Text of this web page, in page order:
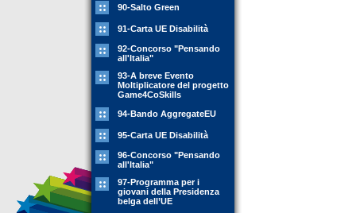
90-Salto Green
91-Carta UE Disabilità
92-Concorso "Pensando
all'Italia"
93-A breve Evento
Moltiplicatore del progetto
Game4CoSkills
94-Bando AggregateEU
95-Carta UE Disabilità
96-Concorso "Pensando
all'Italia"
97-Programma per i
giovani della Presidenza
belga dell’UE